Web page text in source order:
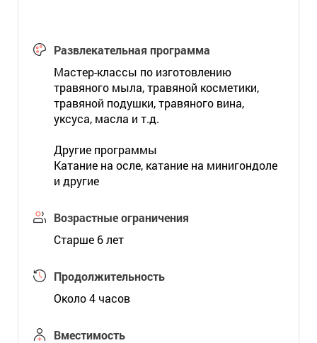
Развлекательная программа
Мастер-классы по изготовлению
травяного мыла, травяной косметики,
травяной подушки, травяного вина,
уксуса, масла и т.д.
Другие программы
Катание на осле, катание на минигондоле
и другие
Возрастные ограничения
Старше 6 лет
Продолжительность
Около 4 часов
Вместимость